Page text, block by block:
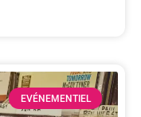
EVÉNEMENTIEL